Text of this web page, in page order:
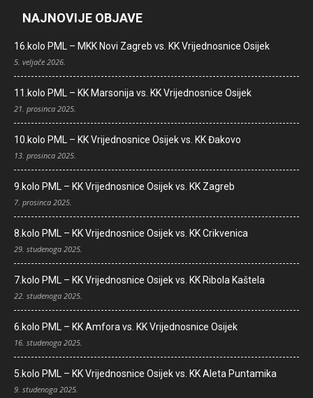
NAJNOVIJE OBJAVE
16.kolo PML – MKK Novi Zagreb vs. KK Vrijednosnice Osijek
5. veljače 2026.
11.kolo PML – KK Marsonija vs. KK Vrijednosnice Osijek
21. prosinca 2025.
10.kolo PML – KK Vrijednosnice Osijek vs. KK Đakovo
13. prosinca 2025.
9.kolo PML – KK Vrijednosnice Osijek vs. KK Zagreb
7. prosinca 2025.
8.kolo PML – KK Vrijednosnice Osijek vs. KK Crikvenica
29. studenoga 2025.
7.kolo PML – KK Vrijednosnice Osijek vs. KK Ribola Kaštela
22. studenoga 2025.
6.kolo PML – KK Amfora vs. KK Vrijednosnice Osijek
16. studenoga 2025.
5.kolo PML – KK Vrijednosnice Osijek vs. KK Aleta Puntamika
9. studenoga 2025.